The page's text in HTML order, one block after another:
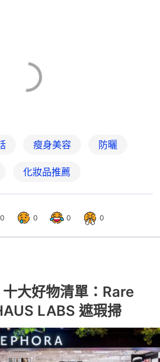
瘦身美容 防曬
化妝品推薦
0 0 0 0
大好物清單：Rare
LABS 遮瑕掃